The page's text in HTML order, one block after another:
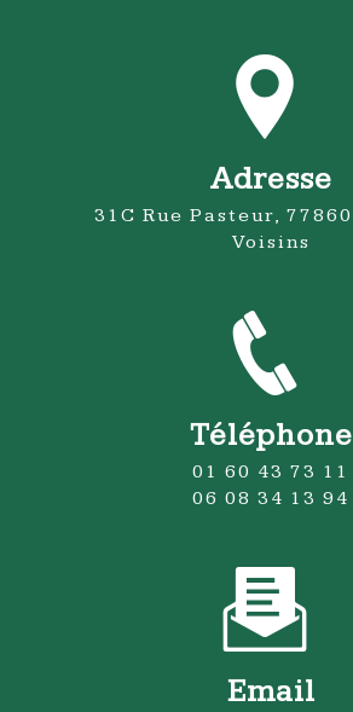
Adresse
31C Rue Pasteur, 77860 Quincy-
Voisins
Téléphone
01 60 43 73 11
06 08 34 13 94
Email